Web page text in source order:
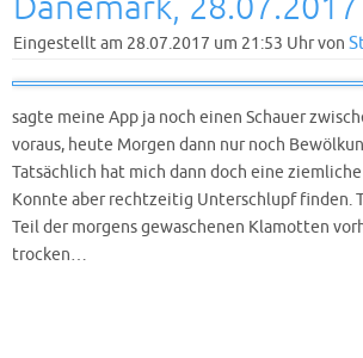
Eingestellt am 28.07.2017 um 21:53 Uhr von
sagte meine App ja noch einen Schauer
voraus, heute Morgen dann nur noch
Tatsächlich hat mich dann doch eine
Konnte aber rechtzeitig Unterschlupf finden.
Teil der morgens gewaschenen Klamotten
trocken…